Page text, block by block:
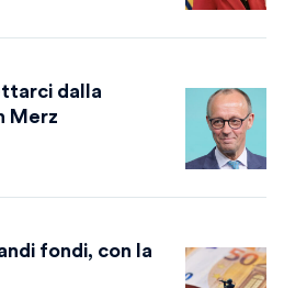
dalla
Merz
fondi, con la